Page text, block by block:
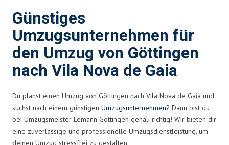
Günstiges
Umzugsunternehmen für
den Umzug von Göttingen
nach Vila Nova de Gaia
Du planst einen Umzug von Göttingen nach Vila Nova de Gaia und
suchst nach einem günstigen Umzugsunternehmen? Dann bist du
bei Umzugsmeister Lemann Göttingen genau richtig! Wir bieten dir
eine zuverlässige und professionelle Umzugsdienstleistung, um
deinen Umzug stressfrei zu gestalten.